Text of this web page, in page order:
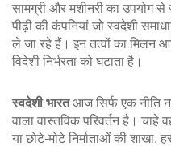
सामग्री और मशीनरी का उपयोगसे
पीढ़ी की कंपनियां जो स्वदेशी
ले जा रहे हैं। इन तत्वों का मिलन
विदेशी निर्भरता को घटाता है।
स्वदेशी भारतआज सिर्फ एक नीति
वाला वास्तविक परिवर्तन है। चाहे
या छोटे‑मोटे निर्माताओं की